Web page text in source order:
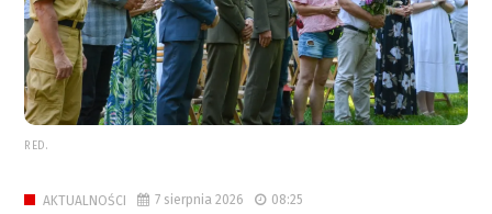
RED.
AKTUALNOŚCI 7 sierpnia 2026 08:25